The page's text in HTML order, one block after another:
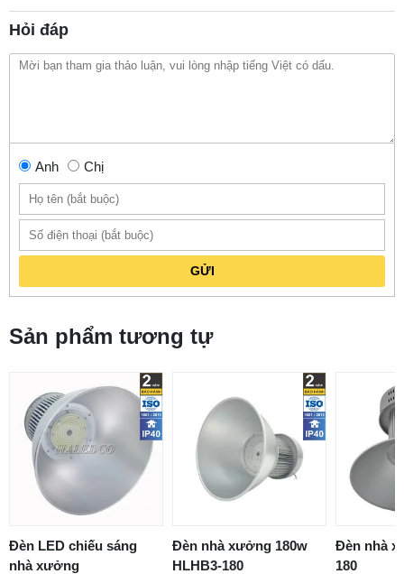
Hỏi đáp
Anh Chị
GỬI
Sản phẩm tương tự
Đèn LED chiếu sáng
nhà xưởng
Đèn nhà xưởng 180w
HLHB3-180
Đèn nhà
180